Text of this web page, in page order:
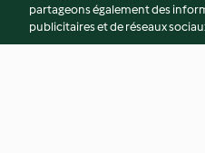
partageons également des
publicitaires et de réseaux